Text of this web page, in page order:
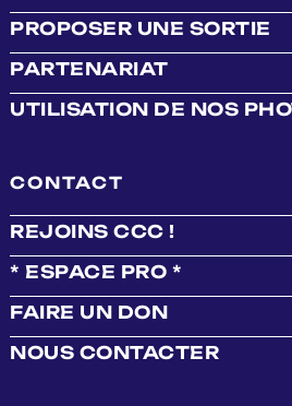
PROPOSER UNE SORTIE
PARTENARIAT
UTILISATION DE NOS
CONTACT
REJOINS CCC !
* ESPACE PRO *
FAIRE UN DON
NOUS CONTACTER